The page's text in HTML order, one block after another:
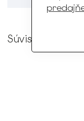
Súvisiaci tovar